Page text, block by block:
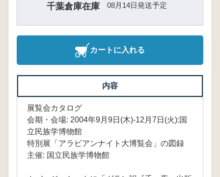
千葉倉庫在庫 08月14日発送予定
カートに入れる
内容
展覧会カタログ
会期・会場: 2004年9月9日(木)-12月7日(火):国
立民族学博物館
特別展「アラビアンナイト大博覧会」の図録
主催: 国立民族学博物館